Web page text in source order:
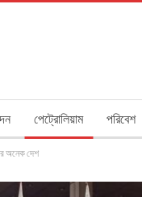
পেট্রোলিয়াম পরিবেশ
অনেক দেশ